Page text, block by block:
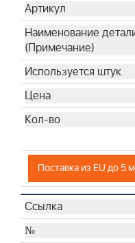
Поставка из EU до 5